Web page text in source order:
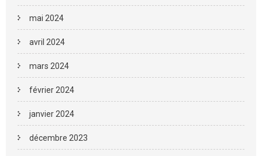
mai 2024
avril 2024
mars 2024
février 2024
janvier 2024
décembre 2023